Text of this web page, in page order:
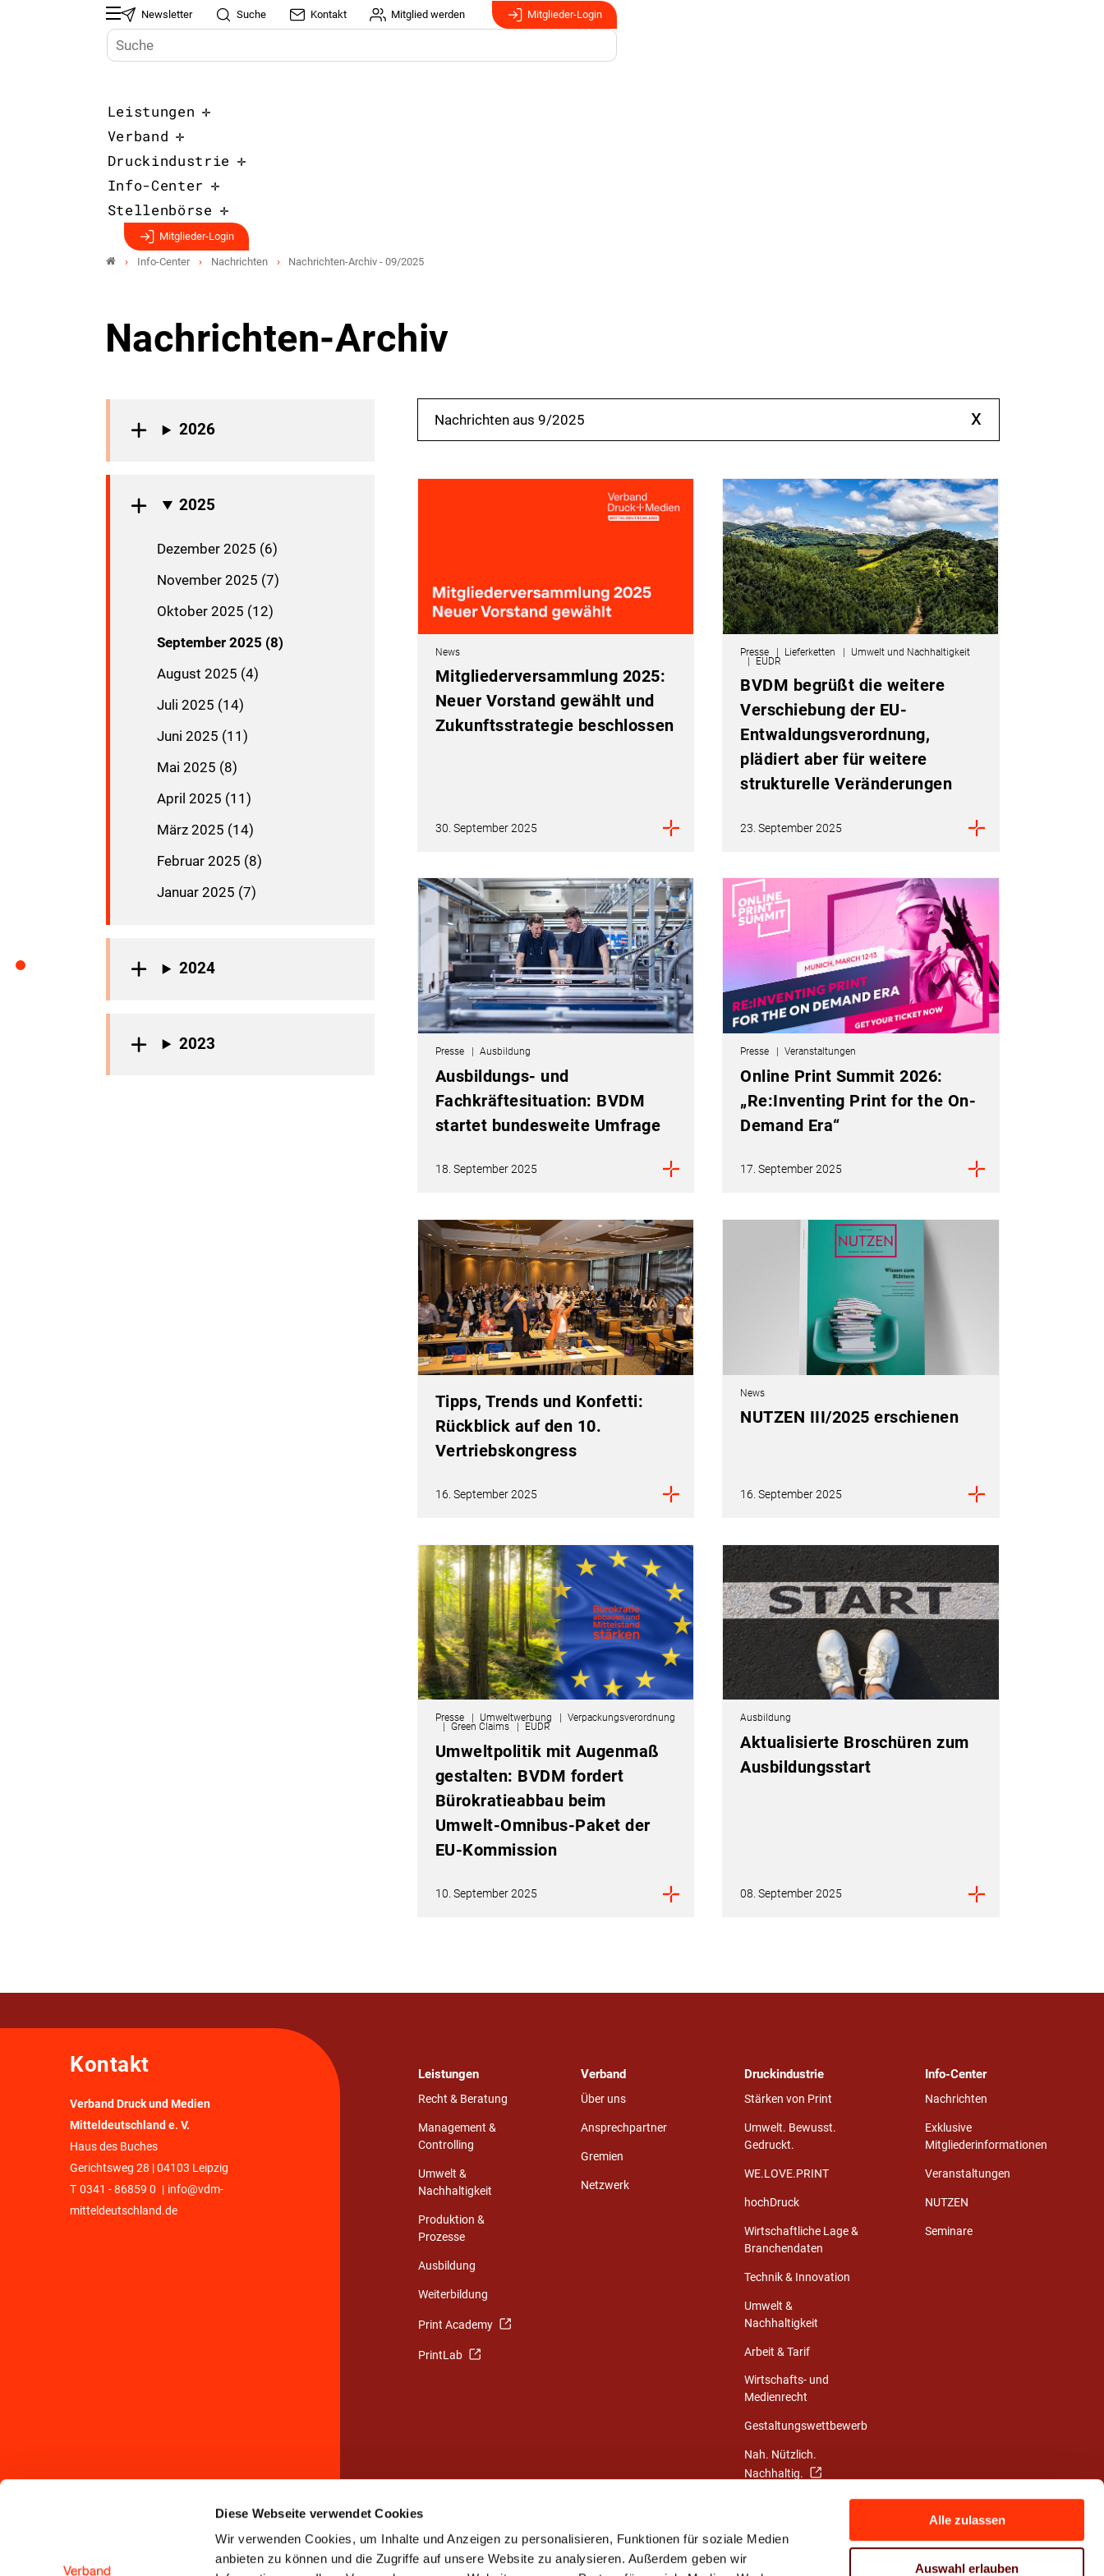
Diese Webseite verwendet Cookies
Wir verwenden Cookies, um Inhalte und Anzeigen zu personalisieren, Funktionen für soziale Medien
anbieten zu können und die Zugriffe auf unsere Website zu analysieren. Außerdem geben wir
Alle zulassen
Auswahl erlauben
Newsletter Suche Kontakt Mitglied werden Mitglieder-Login
Leistungen
Verband
Druckindustrie
Info-Center
Stellenbörse
Mitglieder-Login
Info-Center Nachrichten Nachrichten-Archiv - 09/2025
Nachrichten-Archiv
2026
2025
Dezember 2025 (6)
November 2025 (7)
Oktober 2025 (12)
September 2025 (8)
August 2025 (4)
Juli 2025 (14)
Juni 2025 (11)
Mai 2025 (8)
April 2025 (11)
März 2025 (14)
Februar 2025 (8)
Januar 2025 (7)
2024
2023
Nachrichten aus 9/2025 x
News
Mitgliederversammlung 2025:
Neuer Vorstand gewählt und
Zukunftsstrategie beschlossen
30. September 2025
Presse Lieferketten Umwelt und Nachhaltigkeit
EUDR
BVDM begrüßt die weitere
Verschiebung der EU-
Entwaldungsverordnung,
plädiert aber für weitere
strukturelle Veränderungen
23. September 2025
Presse Ausbildung
Ausbildungs- und
Fachkräftesituation: BVDM
startet bundesweite Umfrage
18. September 2025
Presse Veranstaltungen
Online Print Summit 2026:
„Re:Inventing Print for the On-
Demand Era“
17. September 2025
Tipps, Trends und Konfetti:
Rückblick auf den 10.
Vertriebskongress
16. September 2025
News
NUTZEN III/2025 erschienen
16. September 2025
Presse Umweltwerbung Verpackungsverordnung
Green Claims EUDR
Umweltpolitik mit Augenmaß
gestalten: BVDM fordert
Bürokratieabbau beim
Umwelt-Omnibus-Paket der
EU-Kommission
10. September 2025
Ausbildung
Aktualisierte Broschüren zum
Ausbildungsstart
08. September 2025
Kontakt
Verband Druck und Medien
Mitteldeutschland e. V.
Haus des Buches
Gerichtsweg 28 | 04103 Leipzig
T 0341 - 86859 0 | info@vdm-
mitteldeutschland.de
Leistungen
Recht & Beratung
Management &
Controlling
Umwelt &
Nachhaltigkeit
Produktion &
Prozesse
Ausbildung
Weiterbildung
Print Academy
PrintLab
Verband
Über uns
Ansprechpartner
Gremien
Netzwerk
Druckindustrie
Stärken von Print
Umwelt. Bewusst.
Gedruckt.
WE.LOVE.PRINT
hochDruck
Wirtschaftliche Lage &
Branchendaten
Technik & Innovation
Umwelt &
Nachhaltigkeit
Arbeit & Tarif
Wirtschafts- und
Medienrecht
Gestaltungswettbewerb
Nah. Nützlich.
Nachhaltig.
Mach dein Leben bunt!
Info-Center
Nachrichten
Exklusive
Mitgliederinformationen
Veranstaltungen
NUTZEN
Seminare